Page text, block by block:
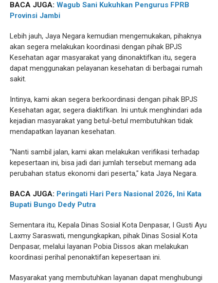
BACA JUGA: Wagub Sani Kukuhkan Pengurus FPRB
Provinsi Jambi
Lebih jauh, Jaya Negara kemudian mengemukakan, pihaknya
akan segera melakukan koordinasi dengan pihak BPJS
Kesehatan agar masyarakat yang dinonaktifkan itu, segera
dapat menggunakan pelayanan kesehatan di berbagai rumah
sakit.
Intinya, kami akan segera berkoordinasi dengan pihak BPJS
Kesehatan agar, segera diaktifkan. Ini untuk menghindari ada
kejadian masyarakat yang betul-betul membutuhkan tidak
mendapatkan layanan kesehatan.
"Nanti sambil jalan, kami akan melakukan verifikasi terhadap
kepesertaan ini, bisa jadi dari jumlah tersebut memang ada
perubahan status ekonomi dari peserta," kata Jaya Negara.
BACA JUGA: Peringati Hari Pers Nasional 2026, Ini Kata
Bupati Bungo Dedy Putra
Sementara itu, Kepala Dinas Sosial Kota Denpasar, I Gusti Ayu
Laxmy Saraswati, mengungkapkan, pihak Dinas Sosial Kota
Denpasar, melalui layanan Pobia Dissos akan melakukan
koordinasi perihal penonaktifan kepesertaan ini.
Masyarakat yang membutuhkan layanan dapat menghubungi